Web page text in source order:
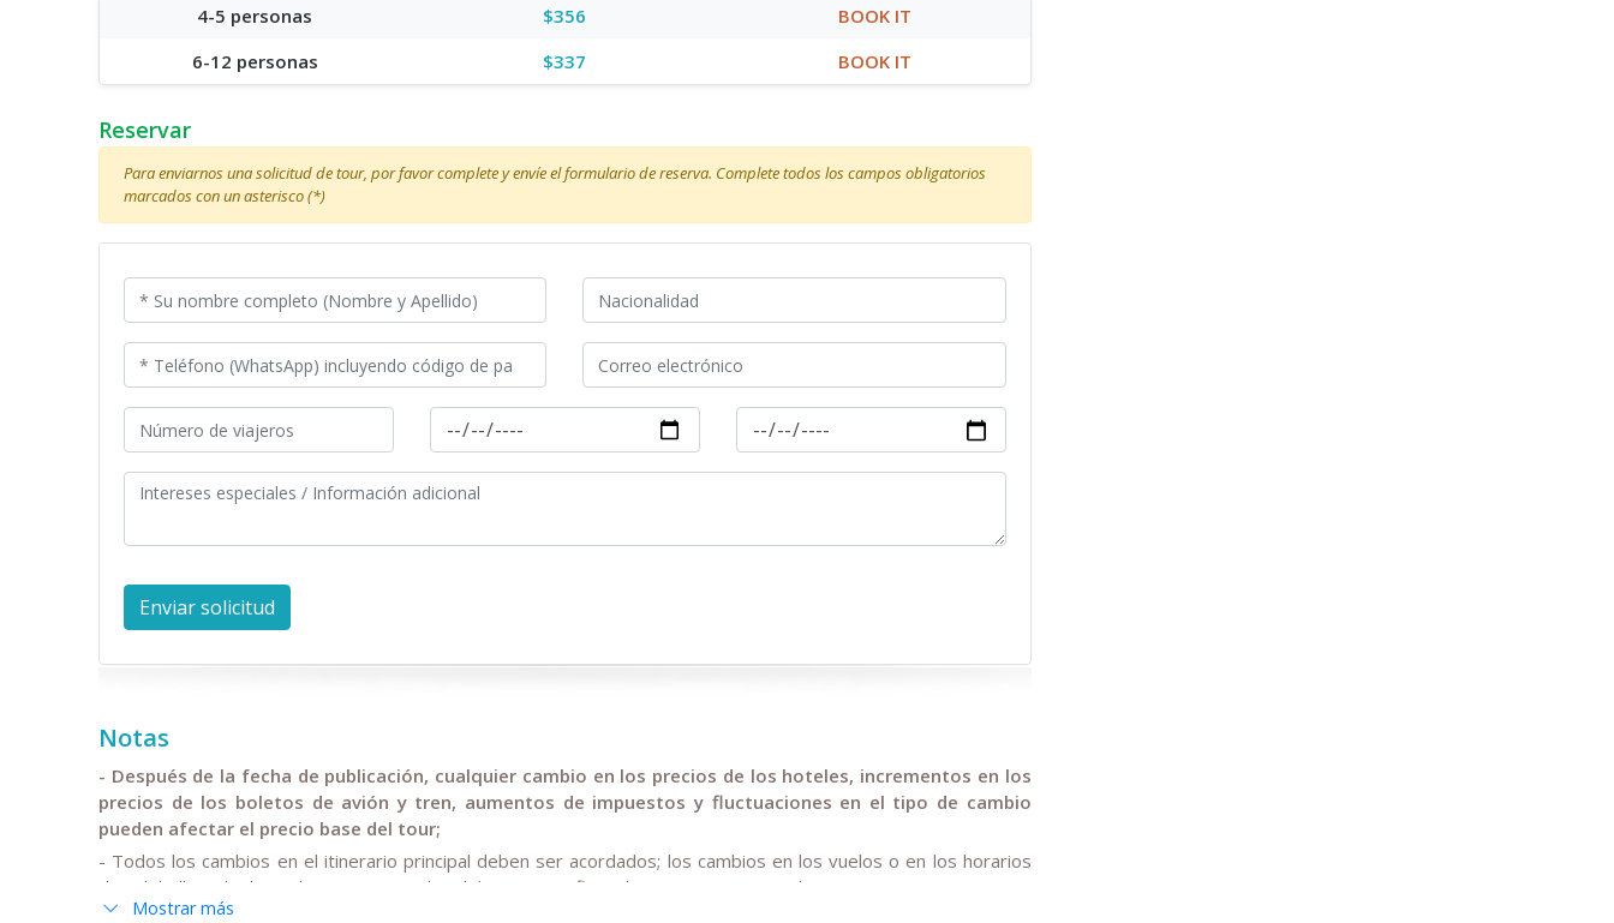
4-5 personas
$356
BOOK IT
6-12 personas
$337 BOOK IT
Reservar
Para enviarnos una solicitud de tour, por favor complete y envíe el formulario de reserva. Complete todos los campos obligatorios
marcados con un asterisco (*)
Notas
- Después de la fecha de publicación, cualquier cambio en los precios de los hoteles, incrementos en los
precios de los boletos de avión y tren, aumentos de impuestos y fluctuaciones en el tipo de cambio
pueden afectar el precio base del tour;
- Todos los cambios en el itinerario principal deben ser acordados; los cambios en los vuelos o en los horarios
de salida/llegada de vuelos internacionales deben ser confirmados previamente por los turistas;
Mostrar más